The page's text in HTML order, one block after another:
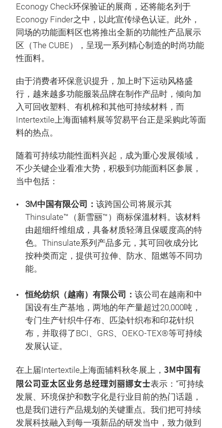
Econogy Check环保验证的展商，还将能名列于
Econogy Finder之中，以此宣传绿色认证。此外，
同场的功能面料区也将推出全新的功能性产品展示
区（The CUBE），呈现一系列精心制造的时尚功能
性面料。
由于消费者环保意识提升，加上时下运动风格盛
行，越来越多功能服装品牌在制作产品时，倾向加
入可回收塑料、有机棉和其他可持续材料，而
Intertextile上海面辅料展等贸易平台正是采购此等面
料的热点。
随着可持续功能性面料兴起，成为重心发展领域，
不少关键企业看准大势，积极到功能面料区参展，
当中包括：
3M中国有限公司： 该跨国公司将展示其
Thinsulate™（新雪丽™）商标保溫材料。该材料
由超细纤维组成，具备材质轻薄且保暖度高的特
色。Thinsulate系列产品多元，其可回收成分比
按种类而定，提供可拉伸、防水、阻燃等不同功
能。
恒纶纺织（越南）有限公司： 该公司在越南和中
国设有生产基地，两地的年产量超过20,000吨，
专门生产针织牛仔布、匹染针织布和印花针织
布，并取得了BCI、GRS、OEKO-TEX®等可持续
发展认证。
在上届Intertextile上海面辅料秋冬展上， 3M中国有
限公司亚太区业务总经理刘丽娜女士表示：“可持续
发展、环境保护和数字化是行业目前的热门话题，
也是我们进行产品规划的关键重点。我们把可持续
发展科技融入到每一项新品的研发当中，致力做到